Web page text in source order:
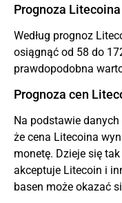
Prognoza
Według prognoz
osiągnąć od 58 do
prawdopodobna
Prognoza cen
Na podstawie
że cena Litecoina
monetę. Dzieje się
akceptuje Litecoin i
basen może okazać